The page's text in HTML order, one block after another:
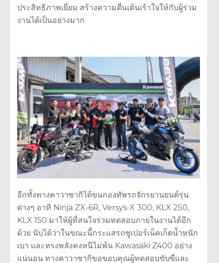
ประสิทธิภาพเยี่ยม สร้างความตื่นเต้นเร้าใจให้กับผู้ร่วม
งานได้เป็นอย่างมาก
อีกทั้งทางคาวาซากิได้ขนกองทัพรถจักรยานยนต์รุ่น
ต่างๆ อาทิ Ninja ZX-6R, Versys-X 300, KLX 250,
KLX 150 มาให้ผู้ที่สนใจร่วมทดสอบภายในงานได้อีก
ด้วย นับได้ว่าในขณะนี้กระแสรถซูเปอร์เน็คเก็ตน้ำหนัก
เบา และทรงพลังคงหนีไม่พ้น Kawasaki Z400 อย่าง
แน่นอน ทางคาวาซากิขอขอบคุณผู้ทดสอบขับขี่และ